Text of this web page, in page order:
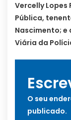
Vercelly
Pública,
Nascimento; e
Viária da
O seu
publicado.